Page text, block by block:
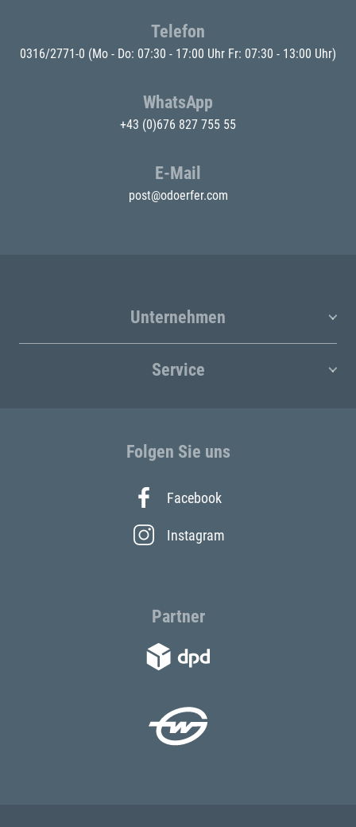
Telefon
0316/2771-0 (Mo - Do: 07:30 - 17:00 Uhr Fr: 07:30 - 13:00 Uhr)
WhatsApp
+43 (0)676 827 755 55
E-Mail
post@odoerfer.com
Unternehmen
Service
Folgen Sie uns
Facebook
Instagram
Partner